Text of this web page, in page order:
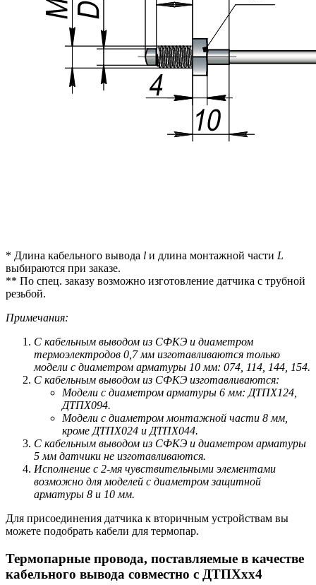
* Длина кабельного вывода l и длина монтажной части L
выбираются при заказе.
** По спец. заказу возможно изготовление датчика с трубной
резьбой.
Примечания:
С кабельным выводом из СФКЭ и диаметром
термоэлектродов 0,7 мм изготавливаются только
модели с диаметром арматуры 10 мм: 074, 114, 144, 154.
С кабельным выводом из СФКЭ изготавливаются:
Модели с диаметром арматуры 6 мм: ДТПХ124,
ДТПХ094.
Модели с диаметром монтажной части 8 мм,
кроме ДТПХ024 и ДТПХ044.
С кабельным выводом из СФКЭ и диаметром арматуры
5 мм датчики не изготавливаются.
Исполнение с 2-мя чувствительными элементами
возможно для моделей с диаметром защитной
арматуры 8 и 10 мм.
Для присоединения датчика к вторичным устройствам вы
можете подобрать кабели для термопар.
Термопарные провода, поставляемые в качестве
кабельного вывода совместно с ДТПХхх4